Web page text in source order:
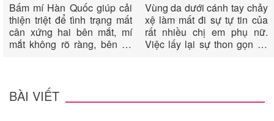
Bấm mí Hàn Quốc giúp cải
thiện triệt để tình trạng mất
cân xứng hai bên mắt, mí
mắt không rõ ràng, bên có
rũ và tươi trẻ.
Vùng da dưới cánh tay chảy
xệ làm mất đi sự tự tin của
rất nhiều chị em phụ nữ.
Việc lấy lại sự thon gọn và
thành công, thì biện pháp
BÀI VIẾT